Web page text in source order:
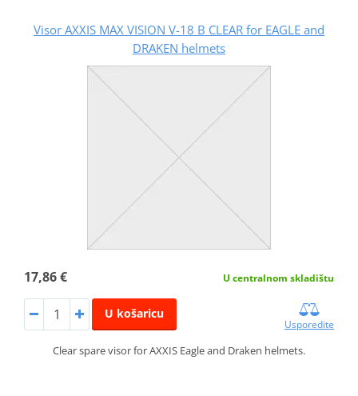
Visor AXXIS MAX VISION V-18 B CLEAR for EAGLE and
DRAKEN helmets
17,86 € U centralnom skladištu
U košaricu
Usporedite
Clear spare visor for AXXIS Eagle and Draken helmets.